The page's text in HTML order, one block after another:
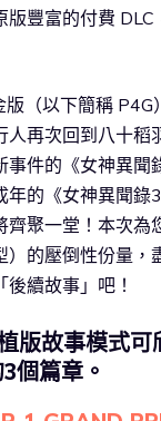
版豐富的付費
版（以下簡稱
人再次回到八十稻
事件的《女神異聞
年的《女神異聞錄
齊聚一堂！本次為
）的壓倒性份量，
續故事」吧！
版故事模式可
個篇章。